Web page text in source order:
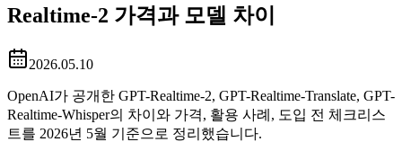
Realtime-2 가격과 모델 차이
2026.05.10
OpenAI가 공개한 GPT-Realtime-2, GPT-Realtime-Translate, GPT-
Realtime-Whisper의 차이와 가격, 활용 사례, 도입 전 체크리스
트를 2026년 5월 기준으로 정리했습니다.